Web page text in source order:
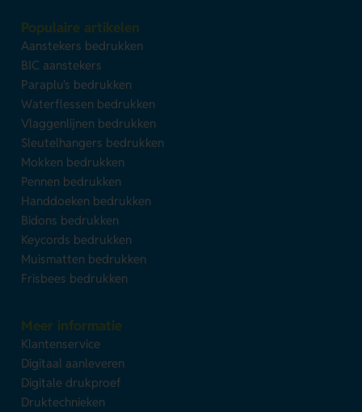
Populaire artikelen
Aanstekers bedrukken
BIC aanstekers
Paraplu's bedrukken
Waterflessen bedrukken
Vlaggenlijnen bedrukken
Sleutelhangers bedrukken
Mokken bedrukken
Pennen bedrukken
Handdoeken bedrukken
Bidons bedrukken
Keycords bedrukken
Muismatten bedrukken
Frisbees bedrukken
Meer informatie
Klantenservice
Digitaal aanleveren
Digitale drukproef
Druktechnieken